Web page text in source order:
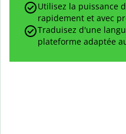
Utilisez la puissance
rapidement et avec
Traduisez d'une
plateforme adaptée